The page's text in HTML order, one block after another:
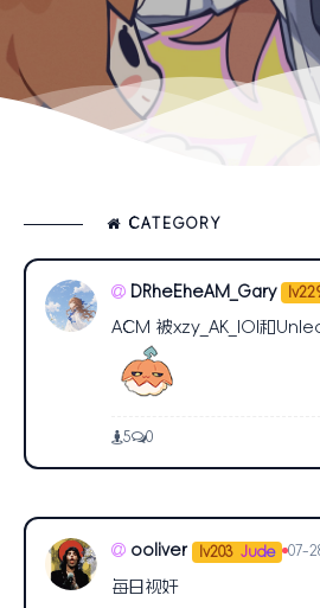
CATEGORY
DRheEheAM_Gary
ACM 被xzy_AK_IOI和
5 0
ooliver lv203 Jude 07-
每日视奸